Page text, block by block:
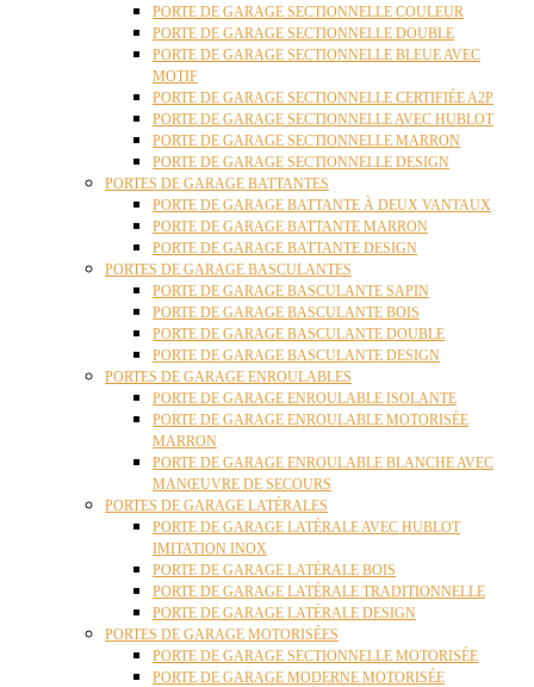
PORTE DE GARAGE SECTIONNELLE COULEUR
PORTE DE GARAGE SECTIONNELLE DOUBLE
PORTE DE GARAGE SECTIONNELLE BLEUE AVEC
MOTIF
PORTE DE GARAGE SECTIONNELLE CERTIFIÉE A2P
PORTE DE GARAGE SECTIONNELLE AVEC HUBLOT
PORTE DE GARAGE SECTIONNELLE MARRON
PORTE DE GARAGE SECTIONNELLE DESIGN
PORTES DE GARAGE BATTANTES
PORTE DE GARAGE BATTANTE À DEUX VANTAUX
PORTE DE GARAGE BATTANTE MARRON
PORTE DE GARAGE BATTANTE DESIGN
PORTES DE GARAGE BASCULANTES
PORTE DE GARAGE BASCULANTE SAPIN
PORTE DE GARAGE BASCULANTE BOIS
PORTE DE GARAGE BASCULANTE DOUBLE
PORTE DE GARAGE BASCULANTE DESIGN
PORTES DE GARAGE ENROULABLES
PORTE DE GARAGE ENROULABLE ISOLANTE
PORTE DE GARAGE ENROULABLE MOTORISÉE
MARRON
PORTE DE GARAGE ENROULABLE BLANCHE AVEC
MANŒUVRE DE SECOURS
PORTES DE GARAGE LATÉRALES
PORTE DE GARAGE LATÉRALE AVEC HUBLOT
IMITATION INOX
PORTE DE GARAGE LATÉRALE BOIS
PORTE DE GARAGE LATÉRALE TRADITIONNELLE
PORTE DE GARAGE LATÉRALE DESIGN
PORTES DE GARAGE MOTORISÉES
PORTE DE GARAGE SECTIONNELLE MOTORISÉE
PORTE DE GARAGE MODERNE MOTORISÉE